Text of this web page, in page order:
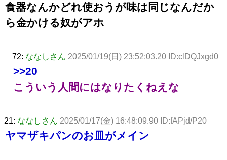
食器なんかどれ使おうが味は同じなんだか
ら金かける奴がアホ
72: ななしさん 2025/01/19(日) 23:52:03.20 ID:clDQJxgd0
>>20
こういう人間にはなりたくねえな
21: ななしさん 2025/01/17(金) 16:48:09.90 ID:fAPjd/P20
ヤマザキパンのお皿がメイン